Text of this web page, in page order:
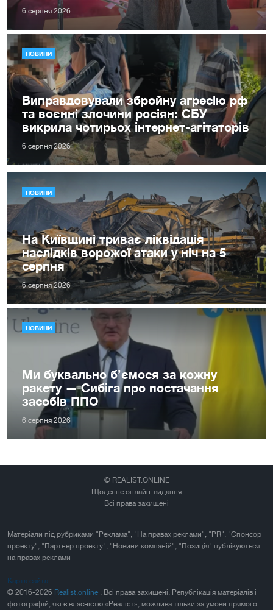
6 серпня 2026
НОВИНИ
Виправдовували збройну агресію рф
та воєнні злочини росіян: СБУ
викрила чотирьох інтернет-агітаторів
6 серпня 2026
НОВИНИ
На Київщині триває ліквідація
наслідків ворожої атаки у ніч на 5
серпня
6 серпня 2026
НОВИНИ
Ми буквально б’ємося за кожну
ракету — Сибіга про постачання
засобів ППО
6 серпня 2026
© REALIST.ONLINE
Щоденне онлайн-видання
Всі права захищені
Матеріали під рубриками "Реклама", "На правах реклами", "PR", "Спонсор
проекту", "Партнер проекту", "Новини компаній", "Позиція" публікуються
на правах реклами
Карта сайта
© 2016-2026 Realist.online . Всі права захищені. Републікація матеріалів і
фотографій, які є власністю «Реаліст», можлива тільки за умови прямого